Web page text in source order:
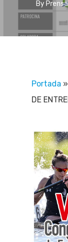
By
Portada »
DE